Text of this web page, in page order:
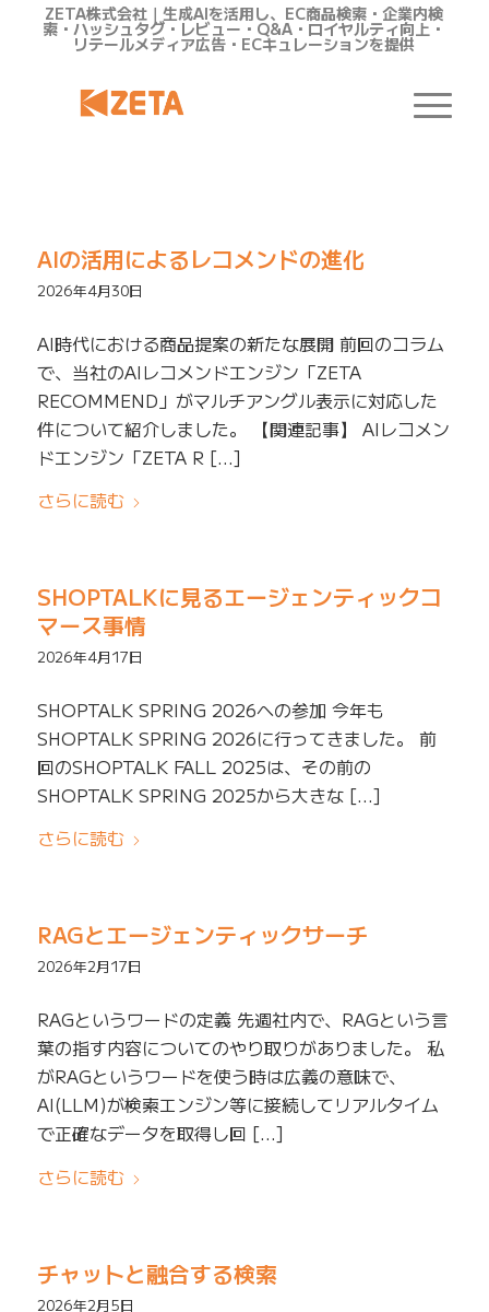
ZETA株式会社｜生成AIを活用し、EC商品検索・企業内検
索・ハッシュタグ・レビュー・Q&A・ロイヤルティ向上・
リテールメディア広告・ECキュレーションを提供
AIの活用によるレコメンドの進化
2026年4月30日
AI時代における商品提案の新たな展開 前回のコラム
で、当社のAIレコメンドエンジン「ZETA
RECOMMEND」がマルチアングル表示に対応した
件について紹介しました。 【関連記事】 AIレコメン
ドエンジン「ZETA R […]
さらに読む
SHOPTALKに見るエージェンティックコ
マース事情
2026年4月17日
SHOPTALK SPRING 2026への参加 今年も
SHOPTALK SPRING 2026に行ってきました。 前
回のSHOPTALK FALL 2025は、その前の
SHOPTALK SPRING 2025から大きな […]
さらに読む
RAGとエージェンティックサーチ
2026年2月17日
RAGというワードの定義 先週社内で、RAGという言
葉の指す内容についてのやり取りがありました。 私
がRAGというワードを使う時は広義の意味で、
AI(LLM)が検索エンジン等に接続してリアルタイム
で正確なデータを取得し回 […]
さらに読む
チャットと融合する検索
2026年2月5日